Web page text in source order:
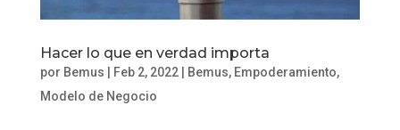
Hacer lo que en verdad importa
por Bemus Feb 2, 2022| Bemus, Empoderamiento,
Modelo de Negocio